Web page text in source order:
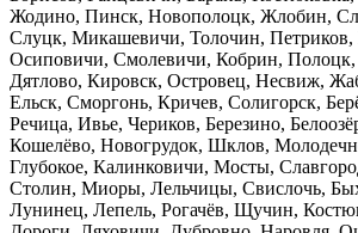
Жодино, Пинск, Новополоцк, Жлобин,
Слуцк, Микашевичи, Толочин, Петриков,
Осиповичи, Смолевичи, Кобрин, Полоцк,
Дятлово, Кировск, Островец, Несвиж,
Ельск, Сморгонь, Кричев, Солигорск,
Речица, Ивье, Чериков, Березино,
Кошелёво, Новогрудок, Шклов,
Глубокое, Калинковичи, Мосты,
Столин, Миоры, Лельчицы, Свислочь,
Лунинец, Лепель, Рогачёв, Щучин,